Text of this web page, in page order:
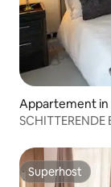
Appartement in
SCHITTERENDE
Superhost
Superhost